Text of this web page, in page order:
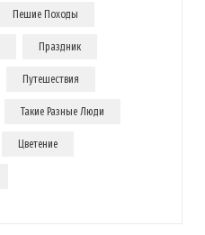
Пешие Походы
Праздник
Путешествия
Такие Разные Люди
Цветение